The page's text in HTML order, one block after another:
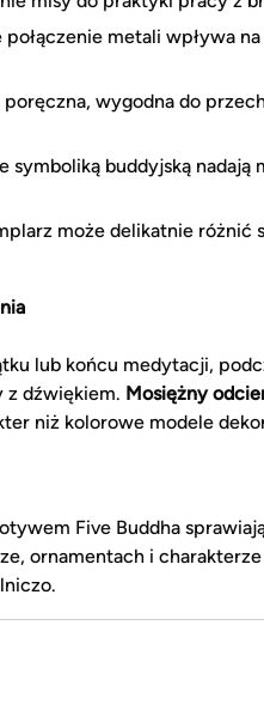
metali wpływa
poręczna, wygodna do
symboliką buddyjską nadają
może delikatnie różnić
lub końcu medytacji,
z dźwiękiem. Mosiężny
niż kolorowe modele
Five Buddha
ornamentach i